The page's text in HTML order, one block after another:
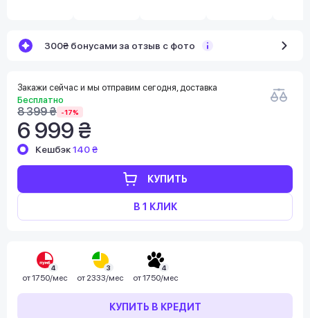
300₴ бонусами за отзыв с фото
Закажи сейчас и мы отправим сегодня, доставка
Бесплатно
8 399 ₴ -17%
6 999 ₴
КУПИТЬ
В 1 КЛИК
Кешбэк140 ₴
4
от1750/мес
3
от 2333/мес
4
от1750/мес
КУПИТЬ В КРЕДИТ